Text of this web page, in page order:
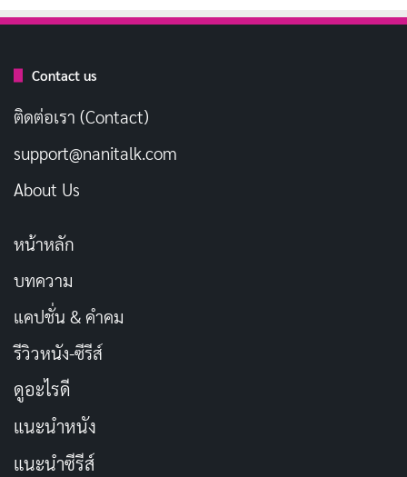
Kuklinski ชายผู้มีสองชีวิตที่แตกต่างกันอย่างสิ้นเชิง ในช่วง
ปี 1960s เขาเริ่มต้นทำงานในห้องแล็บหนังสำหรับผู้ใหญ่
แต่ต่อมาได้กลายเป็นนักฆ่ารับจ้างให้กับแก๊งมาเฟีย โดยที่
ชื่อเสียงในฐานะนักฆ่าที่เยือกเย็นและไร้ความปรานี แต่ชีวิต
คู่ขนานของเขาระหว่างการเป็นพ่อและสามีที่รักครอบครัว
กับนักฆ่าที่เลือดเย็น กลับสร้างความขัดแย้งในตัวเองอย่าง
Contact us
ติดต่อเรา (Contact)
support@nanitalk.com
About Us
หน้าหลัก
บทความ
แคปชั่น & คำคม
รีวิวหนัง-ซีรีส์
ดูอะไรดี
แนะนำหนัง
แนะนำซีรีส์